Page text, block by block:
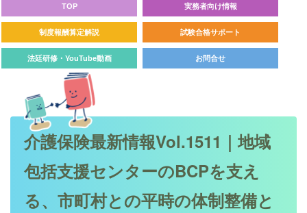
TOP 実務者向け情報
制度報酬算定解説 試験合格サポート
法廷研修・YouTube動画 お問合せ
介護保険最新情報Vol.1511｜地域
包括支援センターのBCPを支え
る、市町村との平時の体制整備と